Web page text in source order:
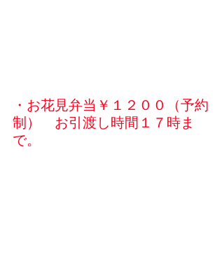
・お花見弁当￥１２００（予約
制）　お引渡し時間１７時ま
で。